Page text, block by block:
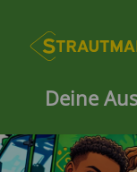
Inhalt
Deine